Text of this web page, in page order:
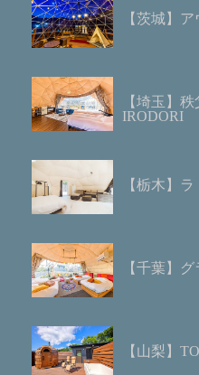
【茨城】
【埼玉】
IRODORI
【栃木】
【千葉】
【山梨】